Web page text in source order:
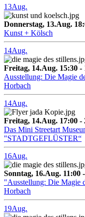
13Aug.
Donnerstag, 13.Aug.
Kunst + Kölsch
14Aug.
Freitag, 14.Aug. 15:30 -
Ausstellung: Die Magie
Horbach
14Aug.
Freitag, 14.Aug. 17:00 -
Das Mini Streetart
"STADTGEFLÜSTER“
16Aug.
Sonntag, 16.Aug. 11:00
"Ausstellung: Die Magie
Horbach
19Aug.